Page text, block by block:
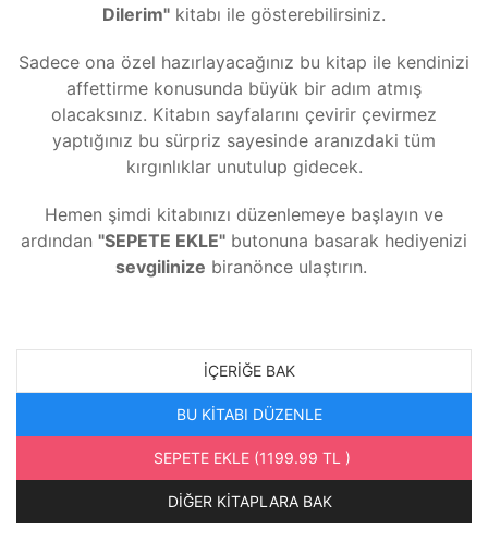
Dilerim" kitabı ile gösterebilirsiniz.
Sadece ona özel hazırlayacağınız bu kitap ile kendinizi
affettirme konusunda büyük bir adım atmış
olacaksınız. Kitabın sayfalarını çevirir çevirmez
yaptığınız bu sürpriz sayesinde aranızdaki tüm
kırgınlıklar unutulup gidecek.
Hemen şimdi kitabınızı düzenlemeye başlayın ve
ardından "SEPETE EKLE" butonuna basarak hediyenizi
sevgilinize biranönce ulaştırın.
İÇERIĞE BAK
BU KİTABI DÜZENLE
SEPETE EKLE (1199.99 TL )
DİĞER KİTAPLARA BAK